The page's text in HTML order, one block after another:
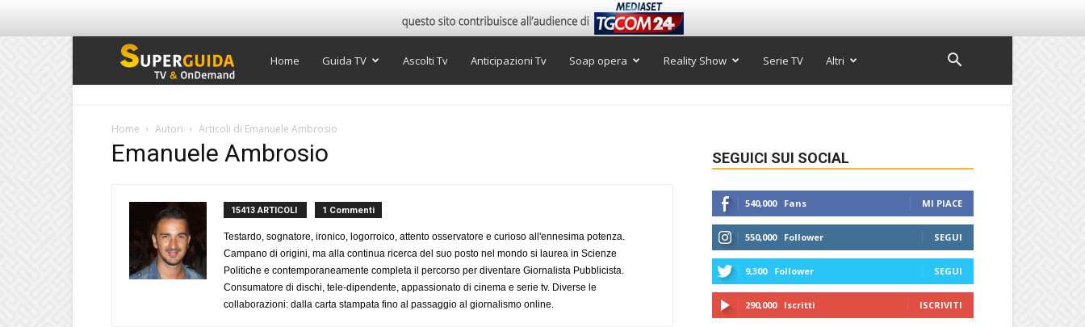
Super
TV
Home Guida TV Ascolti Tv Anticipazioni Tv Soap opera Reality Show Serie TV Altri
Home Autori Articoli di Emanuele Ambrosio
Emanuele Ambrosio
15413 ARTICOLI 1 Commenti
Testardo, sognatore, ironico, logorroico, attento osservatore e curioso all'ennesima potenza.
Campano di origini, ma alla continua ricerca del suo posto nel mondo si laurea in Scienze
Politiche e contemporaneamente completa il percorso per diventare Giornalista Pubblicista.
Consumatore di dischi, tele-dipendente, appassionato di cinema e serie tv. Diverse le
collaborazioni: dalla carta stampata fino al passaggio al giornalismo online.
SEGUICI SUI SOCIAL
540,000 Fans MI PIACE
550,000 Follower SEGUI
9,300 Follower SEGUI
290,000 Iscritti ISCRIVITI